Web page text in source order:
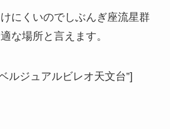
にくいのでしぶんぎ座流星群
な場所と言えます。
ルジュアルビレオ天文台”]